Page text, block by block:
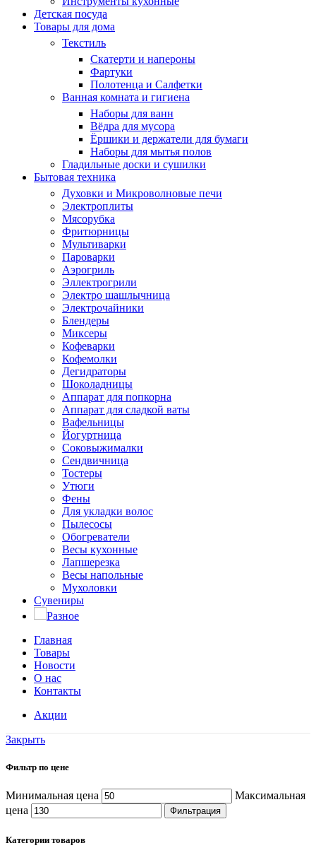
Детская посуда
Товары для дома
Текстиль
Скатерти и напероны
Фартуки
Полотенца и Салфетки
Ванная комната и гигиена
Наборы для ванн
Вёдра для мусора
Ёршики и держатели для бумаги
Наборы для мытья полов
Гладильные доски и сушилки
Бытовая техника
Духовки и Микроволновые печи
Электроплиты
Мясорубка
Фритюрницы
Мультиварки
Пароварки
Аэрогриль
Эллектрогрили
Электро шашлычница
Электрочайники
Блендеры
Миксеры
Кофеварки
Кофемолки
Дегидраторы
Шоколадницы
Аппарат для попкорна
Аппарат для сладкой ваты
Вафельницы
Йогуртница
Соковыжималки
Сендвичница
Тостеры
Утюги
Фены
Для укладки волос
Пылесосы
Обогреватели
Весы кухонные
Лапшерезка
Весы напольные
Мухоловки
Сувениры
Разное
Главная
Товары
Новости
О нас
Контакты
Акции
Закрыть
Фильтр по цене
Минимальная цена
Максимальная
цена
Фильтрация
Категории товаров